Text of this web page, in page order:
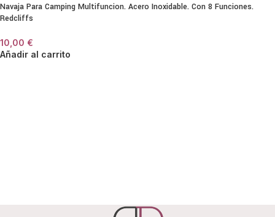
Navaja Para Camping Multifuncion. Acero Inoxidable. Con 8 Funciones.
Redcliffs
10,00 €
Añadir al carrito